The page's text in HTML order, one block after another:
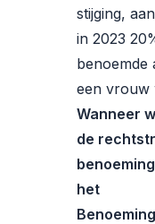
stijging,
in 2023
benoemde
een vrouw
Wanneer
de
het